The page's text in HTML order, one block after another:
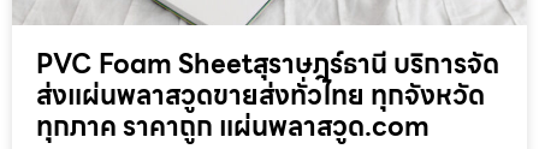
PVC Foam Sheetสุราษฎร์ธานี บริการจัด
ส่งแผ่นพลาสวูดขายส่งทั่วไทย ทุกจังหวัด
ทุกภาค ราคาถูก แผ่นพลาสวูด.com